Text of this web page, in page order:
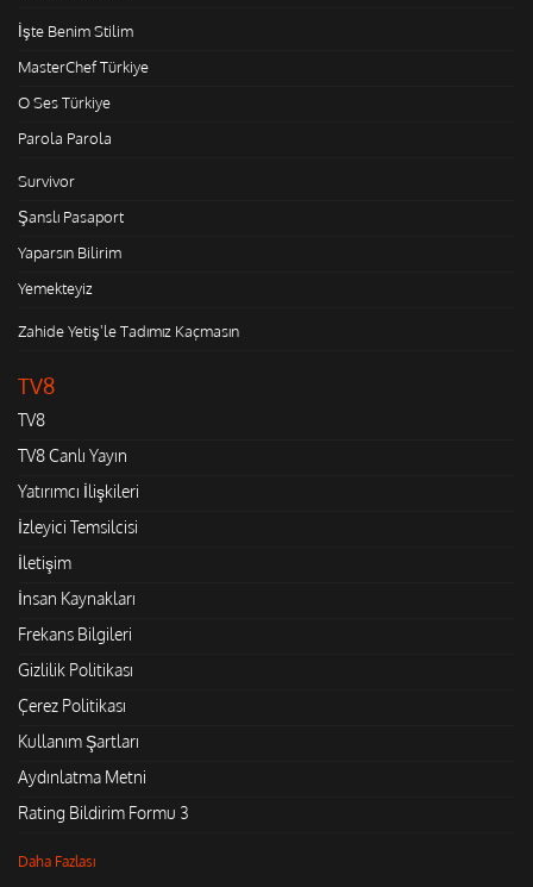
İşte Benim Stilim
MasterChef Türkiye
O Ses Türkiye
Parola Parola
Survivor
Şanslı Pasaport
Yaparsın Bilirim
Yemekteyiz
Zahide Yetiş'le Tadımız Kaçmasın
TV8
TV8
TV8 Canlı Yayın
Yatırımcı İlişkileri
İzleyici Temsilcisi
İletişim
İnsan Kaynakları
Frekans Bilgileri
Gizlilik Politikası
Çerez Politikası
Kullanım Şartları
Aydınlatma Metni
Rating Bildirim Formu 3
Daha Fazlası